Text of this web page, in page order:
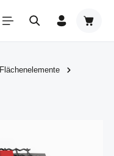
Flächenelemente